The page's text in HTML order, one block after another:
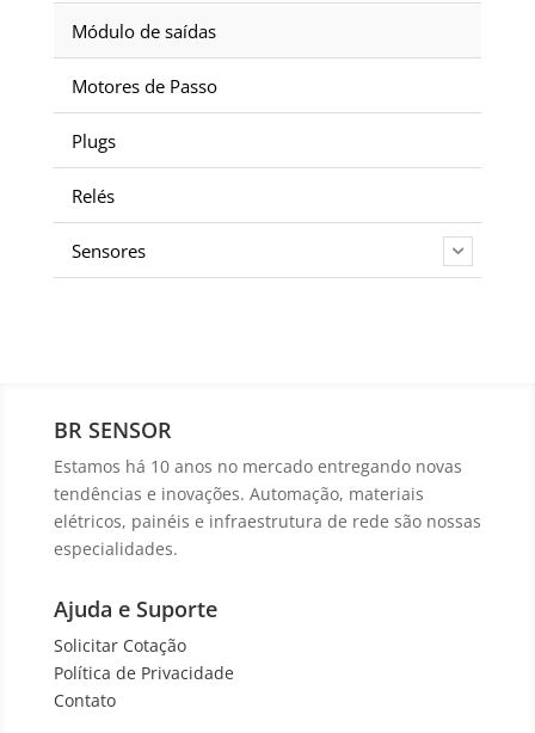
Módulo de saídas
Motores de Passo
Plugs
Relés
Sensores
BR SENSOR
Estamos há 10 anos no mercado entregando novas
tendências e inovações. Automação, materiais
elétricos, painéis e infraestrutura de rede são nossas
especialidades.
Ajuda e Suporte
Solicitar Cotação
Política de Privacidade
Contato